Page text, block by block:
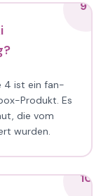
9
4 ist ein fan-
Produkt. Es
die vom
wurden.
10